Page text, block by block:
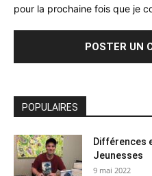
pour la prochaine fois que je
POPULAIRES
Différences
Jeunesses
9 mai 2022